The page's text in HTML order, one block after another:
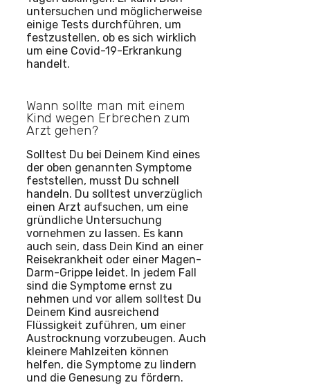
untersuchen und möglicherweise
einige Tests durchführen, um
festzustellen, ob es sich wirklich
um eine Covid-19-Erkrankung
handelt.
Wann sollte man mit einem
Kind wegen Erbrechen zum
Arzt gehen?
Solltest Du bei Deinem Kind eines
der oben genannten Symptome
feststellen, musst Du schnell
handeln. Du solltest unverzüglich
einen Arzt aufsuchen, um eine
gründliche Untersuchung
vornehmen zu lassen. Es kann
auch sein, dass Dein Kind an einer
Reisekrankheit oder einer Magen-
Darm-Grippe leidet. In jedem Fall
sind die Symptome ernst zu
nehmen und vor allem solltest Du
Deinem Kind ausreichend
Flüssigkeit zuführen, um einer
Austrocknung vorzubeugen. Auch
kleinere Mahlzeiten können
helfen, die Symptome zu lindern
und die Genesung zu fördern.